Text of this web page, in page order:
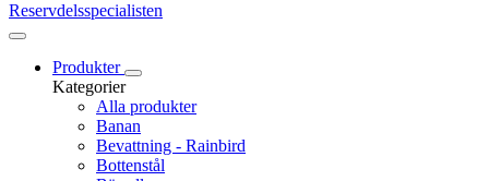
Reservdelsspecialisten
Produkter
Kategorier
Alla produkter
Banan
Bevattning - Rainbird
Bottenstål